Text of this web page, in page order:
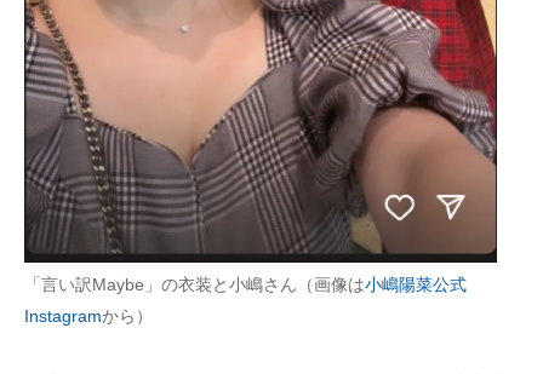
エレクトロニクス専門サイト
電子設計の基本と応用
エネルギーの専門メディア
建設×テクノロジーの最前線
ちょっと気になるネットの話題
「言い訳Maybe」の衣装と小嶋さん（画像は小嶋陽菜公式
Instagramから）